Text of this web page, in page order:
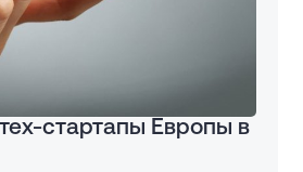
стартапы Европы в